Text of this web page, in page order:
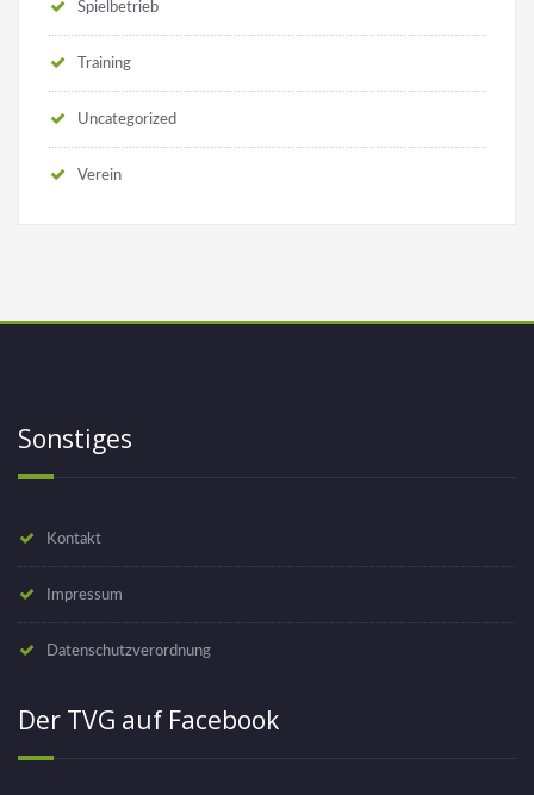
Spielbetrieb
Training
Uncategorized
Verein
Sonstiges
Kontakt
Impressum
Datenschutzverordnung
Der TVG auf Facebook